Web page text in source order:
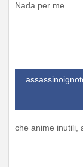
Nada per me
che anime inutili,